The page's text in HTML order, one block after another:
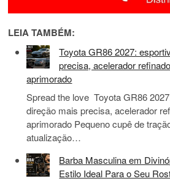
LEIA TAMBÉM:
Toyota GR86 2027:
precisa, acelerador
aprimorado
Spread the love Toyota GR86
direção mais precisa, acelerador
aprimorado Pequeno cupê de
atualização…
Barba Masculina em
Estilo Ideal Para o Seu